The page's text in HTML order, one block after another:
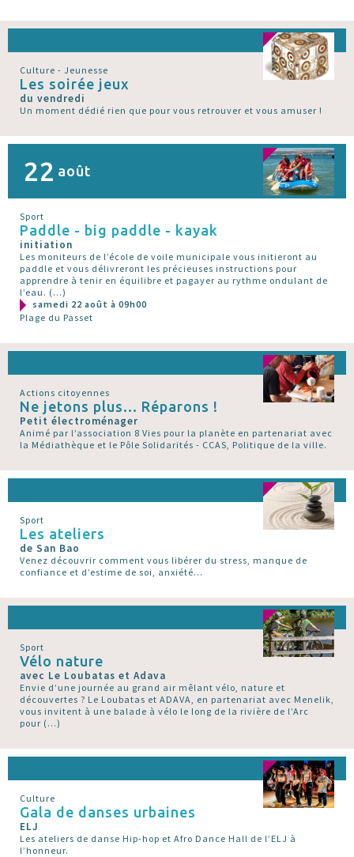
Culture - Jeunesse
Les soirée jeux
du vendredi
Un moment dédié rien que pour vous retrouver et vous amuser !
22 août
Sport
Paddle - big paddle - kayak
initiation
Les moniteurs de l’école de voile municipale vous initieront au
paddle et vous délivreront les précieuses instructions pour
apprendre à tenir en équilibre et pagayer au rythme ondulant de
l’eau. (…)
samedi 22 août à 09h00
Plage du Passet
Actions citoyennes
Ne jetons plus... Réparons !
Petit électroménager
Animé par l’association 8 Vies pour la planète en partenariat avec
la Médiathèque et le Pôle Solidarités - CCAS, Politique de la ville.
Sport
Les ateliers
de San Bao
Venez découvrir comment vous libérer du stress, manque de
confiance et d’estime de soi, anxiété...
Sport
Vélo nature
avec Le Loubatas et Adava
Envie d’une journée au grand air mêlant vélo, nature et
découvertes ? Le Loubatas et ADAVA, en partenariat avec Menelik,
vous invitent à une balade à vélo le long de la rivière de l’Arc
pour (…)
Culture
Gala de danses urbaines
ELJ
Les ateliers de danse Hip-hop et Afro Dance Hall de l’ELJ à
l’honneur.